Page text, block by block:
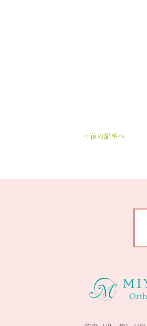
< 前の記事へ